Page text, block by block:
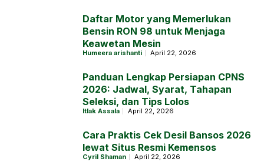
Daftar Motor yang Memerlukan
Bensin RON 98 untuk Menjaga
Keawetan Mesin
Humeera arishanti April 22, 2026
Panduan Lengkap Persiapan CPNS
2026: Jadwal, Syarat, Tahapan
Seleksi, dan Tips Lolos
Itlak Assala April 22, 2026
Cara Praktis Cek Desil Bansos 2026
lewat Situs Resmi Kemensos
Cyril Shaman April 22, 2026